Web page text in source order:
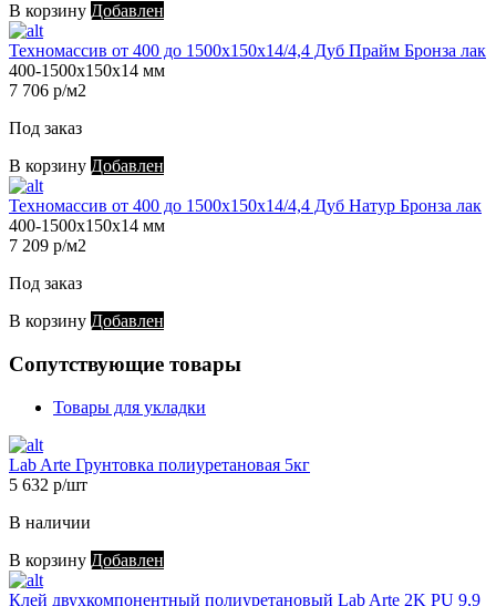
В корзину Добавлен
Техномассив от 400 до 1500х150х14/4,4 Дуб Прайм Бронза лак
400-1500х150х14 мм
7 706 р/м2
Под заказ
В корзину Добавлен
Техномассив от 400 до 1500х150х14/4,4 Дуб Натур Бронза лак
400-1500х150х14 мм
7 209 р/м2
Под заказ
В корзину Добавлен
Сопутствующие товары
Товары для укладки
Lab Arte Грунтовка полиуретановая 5кг
5 632 р/шт
В наличии
В корзину Добавлен
Клей двухкомпонентный полиуретановый Lab Arte 2K PU 9,9